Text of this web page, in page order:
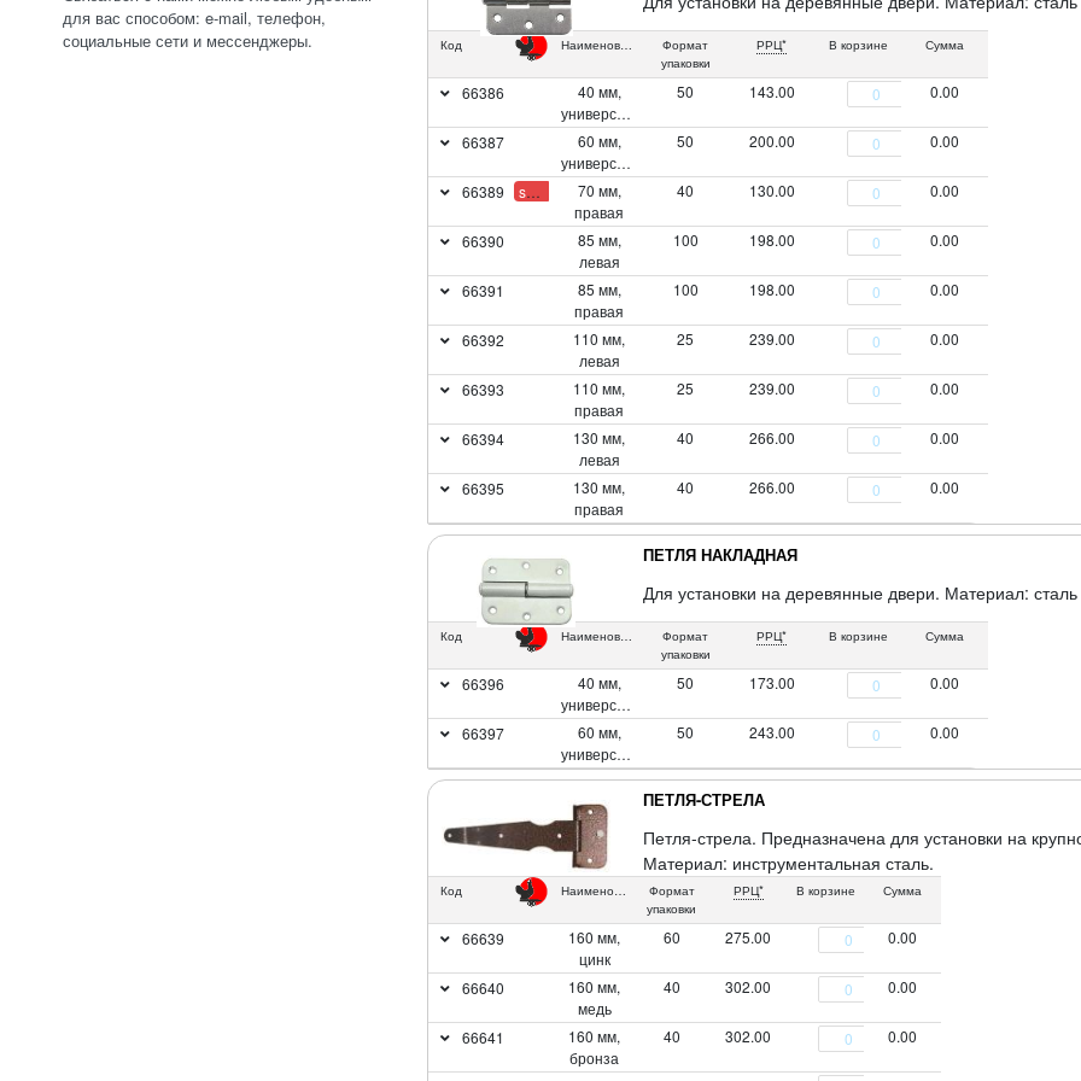
для вас способом: e-mail, телефон,
социальные сети и мессенджеры.
Код Наименование
Формат
упаковки
РРЦ* В корзине Сумма
66386
40 мм,
универсальная
50 143.00 0.00
66387
60 мм,
универсальная
50 200.00 0.00
66389 sale
70 мм,
правая
40 130.00 0.00
66390
85 мм,
левая
100 198.00 0.00
66391
85 мм,
правая
100 198.00 0.00
66392
110 мм,
левая
25 239.00 0.00
66393
110 мм,
правая
25 239.00 0.00
66394
130 мм,
левая
40 266.00 0.00
66395
130 мм,
правая
40 266.00 0.00
ПЕТЛЯ НАКЛАДНАЯ
Для установки на деревянные двери. Материал:
Код Наименование
Формат
упаковки
РРЦ* В корзине Сумма
66396
40 мм,
универсальная
50 173.00 0.00
66397
60 мм,
универсальная
50 243.00 0.00
ПЕТЛЯ-СТРЕЛА
Петля-стрела. Предназначена для установки на
Материал: инструментальная сталь.
Код Наименование
Формат
упаковки
РРЦ* В корзине Сумма
66639
160 мм,
цинк
60 275.00 0.00
66640
160 мм,
медь
40 302.00 0.00
66641
160 мм,
бронза
40 302.00 0.00